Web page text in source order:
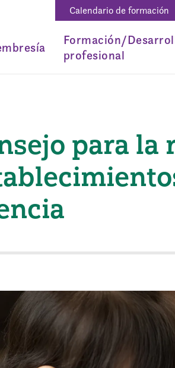
Calendario de formación
Formación/
profesional
para la